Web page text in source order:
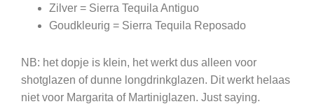
Zilver = Sierra Tequila Antiguo
Goudkleurig = Sierra Tequila Reposado
NB: het dopje is klein, het werkt dus alleen voor
shotglazen of dunne longdrinkglazen. Dit werkt helaas
niet voor Margarita of Martiniglazen. Just saying.